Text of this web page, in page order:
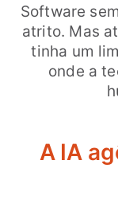
Software
atrito. Mas
tinha um
onde a
A IA